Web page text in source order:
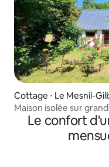
Cottage ⋅ Le Mesnil-
Maison isolée sur
Le confort